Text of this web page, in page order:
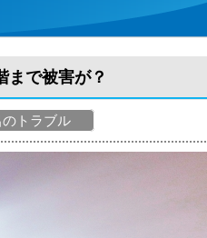
まで被害が？
のトラブル